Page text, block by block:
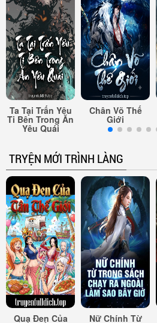
Ta Tại Trấn Yêu
Ti Bên Trong Ăn
Yêu Quái
Chân Võ Thế
Giới
TRYỆN MỚI TRÌNH LÀNG
Quạ Đen Của Nữ Chính Từ